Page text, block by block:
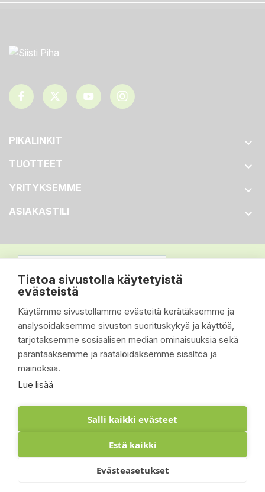
Tietoa sivustolla käytetyistä
evästeistä
Käytämme sivustollamme evästeitä kerätäksemme ja
analysoidaksemme sivuston suorituskykyä ja käyttöä,
tarjotaksemme sosiaalisen median ominaisuuksia sekä
parantaaksemme ja räätälöidäksemme sisältöä ja
mainoksia.
Lue lisää
Salli kaikki evästeet
Estä kaikki
Evästeasetukset
PIKALINKIT 
TUOTTEET 
YRITYKSEMME 
ASIAKASTILI 
© 2026 - Suomen Siisti Piha Oy - Toteutus: